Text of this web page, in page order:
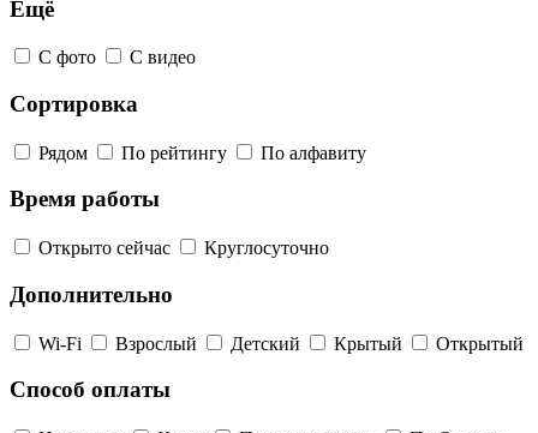
Ещё
С фото С видео
Сортировка
Рядом По рейтингу По алфавиту
Время работы
Открыто сейчас Круглосуточно
Дополнительно
Wi-Fi Взрослый Детский Крытый Открытый
Способ оплаты